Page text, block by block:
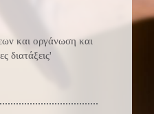
και οργάνωση και
διατάξεις'